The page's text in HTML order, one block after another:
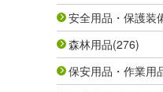
安全用品・保護装
森林用品(276)
保安用品・作業用